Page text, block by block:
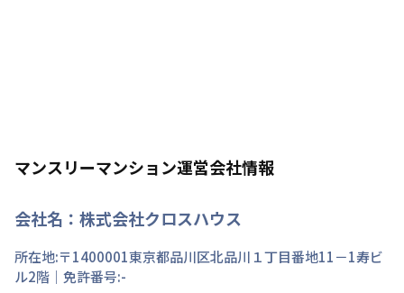
マンスリーマンション運営会社情報
会社名： 株式会社クロスハウス
所在地:〒1400001東京都品川区北品川 １丁目番地11－1寿ビ
ル2階 ｜免許番号:-